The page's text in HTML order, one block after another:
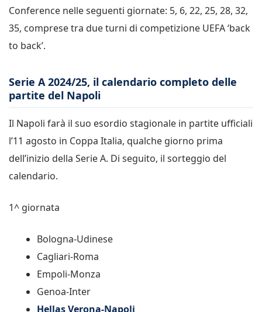
Conference nelle seguenti giornate: 5, 6, 22, 25, 28, 32,
35, comprese tra due turni di competizione UEFA ‘back
to back’.
Serie A 2024/25, il calendario completo delle
partite del Napoli
Il Napoli farà il suo esordio stagionale in partite ufficiali
l’11 agosto in Coppa Italia, qualche giorno prima
dell’inizio della Serie A. Di seguito, il sorteggio del
calendario.
1^ giornata
Bologna-Udinese
Cagliari-Roma
Empoli-Monza
Genoa-Inter
Hellas Verona-Napoli